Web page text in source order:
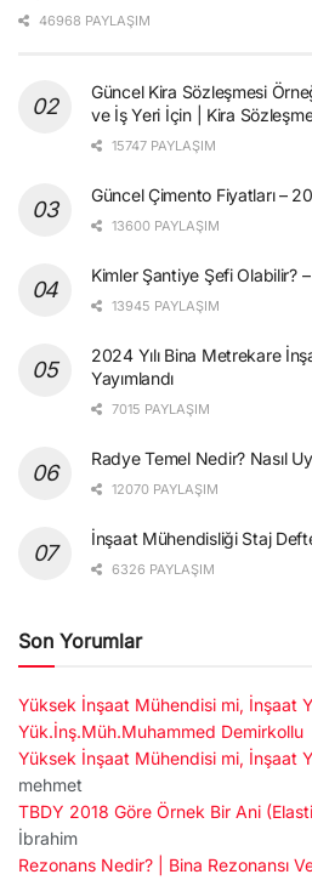
46968 PAYLAŞIM
Güncel Kira Sözleşmesi
ve İş Yeri İçin | Kira
15747 PAYLAŞIM
Güncel Çimento Fiyatları –
13600 PAYLAŞIM
Kimler Şantiye Şefi Olabilir?
13945 PAYLAŞIM
2024 Yılı Bina Metrekare
Yayımlandı
7015 PAYLAŞIM
Radye Temel Nedir? Nasıl
12070 PAYLAŞIM
İnşaat Mühendisliği Staj
6326 PAYLAŞIM
Son Yorumlar
Yüksek İnşaat Mühendisi mi, İnşaat
Yük.İnş.Müh.Muhammed Demirkollu
Yüksek İnşaat Mühendisi mi, İnşaat
mehmet
TBDY 2018 Göre Örnek Bir Ani
İbrahim
Rezonans Nedir? | Bina Rezonansı